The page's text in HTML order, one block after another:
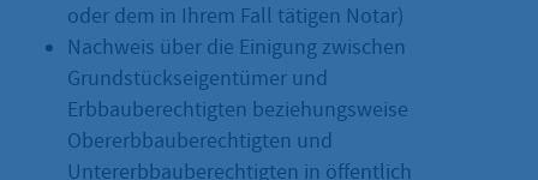
oder dem in Ihrem Fall tätigen Notar)
Nachweis über die Einigung zwischen
Grundstückseigentümer und
Erbbauberechtigten beziehungsweise
Obererbbauberechtigten und
Untererbbauberechtigten in öffentlich